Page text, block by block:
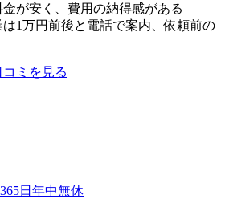
が安く、費用の納得感がある
1万円前後と電話で案内、依頼前の
コミを見る
日年中無休